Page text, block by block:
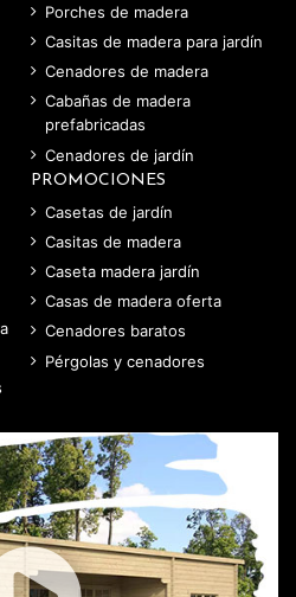
Porches de madera
Casitas de madera para jardín
Cenadores de madera
Cabañas de madera
prefabricadas
Cenadores de jardín
PROMOCIONES
Casetas de jardín
Casitas de madera
Caseta madera jardín
Casas de madera oferta
Cenadores baratos
Pérgolas y cenadores